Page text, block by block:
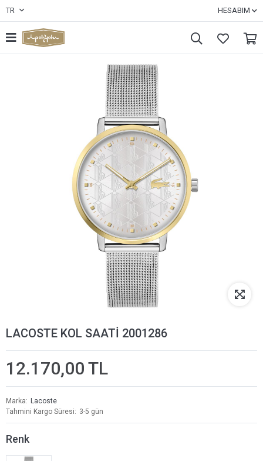
TR HESABIM
LACOSTE KOL SAATİ 2001286
12.170,00 TL
Marka
Lacoste
Tahmini Kargo Süresi
3-5 gün
Renk